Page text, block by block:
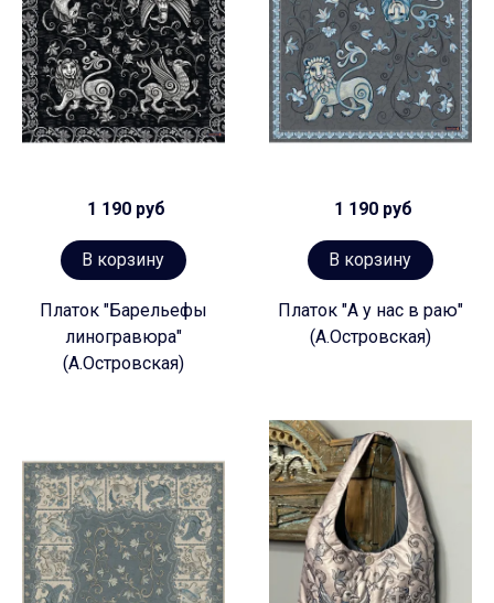
1 190 руб
В корзину
Платок "Барельефы
линогравюра"
(А.Островская)
1 190 руб
В корзину
Платок "А у нас в раю"
(А.Островская)